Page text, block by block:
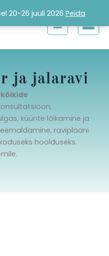
20-26 juuli 2026 Peida
ja jalaravi
küünte lõikamine ja
raviplaani
hoolduseks.